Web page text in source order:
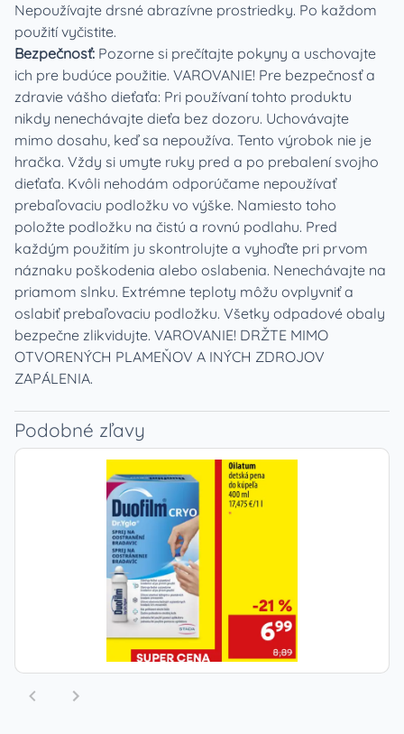
Nepoužívajte drsné abrazívne prostriedky. Po každom
použití vyčistite.
Bezpečnosť: Pozorne si prečítajte pokyny a uschovajte
ich pre budúce použitie. VAROVANIE! Pre bezpečnosť a
zdravie vášho dieťaťa: Pri používaní tohto produktu
nikdy nenechávajte dieťa bez dozoru. Uchovávajte
mimo dosahu, keď sa nepoužíva. Tento výrobok nie je
hračka. Vždy si umyte ruky pred a po prebalení svojho
dieťaťa. Kvôli nehodám odporúčame nepoužívať
prebaľovaciu podložku vo výške. Namiesto toho
položte podložku na čistú a rovnú podlahu. Pred
každým použitím ju skontrolujte a vyhoďte pri prvom
náznaku poškodenia alebo oslabenia. Nenechávajte na
priamom slnku. Extrémne teploty môžu ovplyvniť a
oslabiť prebaľovaciu podložku. Všetky odpadové obaly
bezpečne zlikvidujte. VAROVANIE! DRŽTE MIMO
OTVORENÝCH PLAMEŇOV A INÝCH ZDROJOV
ZAPÁLENIA.
Podobné zľavy